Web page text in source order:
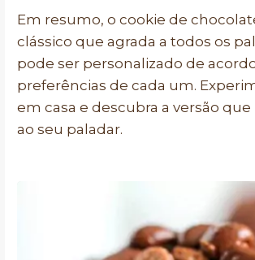
Em resumo, o cookie de
clássico que agrada a todos os
pode ser personalizado de
preferências de cada um.
em casa e descubra a versão que
ao seu paladar.